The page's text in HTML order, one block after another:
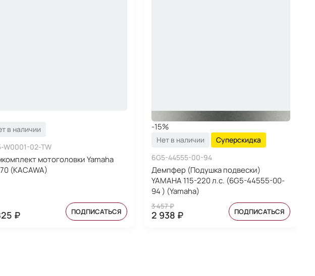
в наличии
W0001-02-TW
мотоголовки Yamaha
(KACAWA)
₽ ПОДПИСАТЬСЯ
-15%
Нет в наличии
Суперскидка
6G5-44555-00-94
Демпфер (Подушка подвески)
YAMAHA 115-220 л.с. (6G5-44555-00-
94 ) (Yamaha)
3 457 ₽
2 938 ₽ ПОДПИСАТЬСЯ